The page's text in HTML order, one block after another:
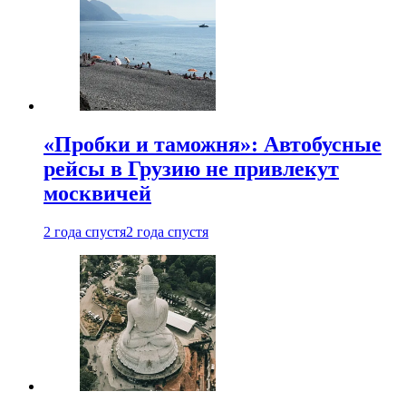
«Пробки и таможня»: Автобусные
рейсы в Грузию не привлекут
москвичей
2 года спустя2 года спустя